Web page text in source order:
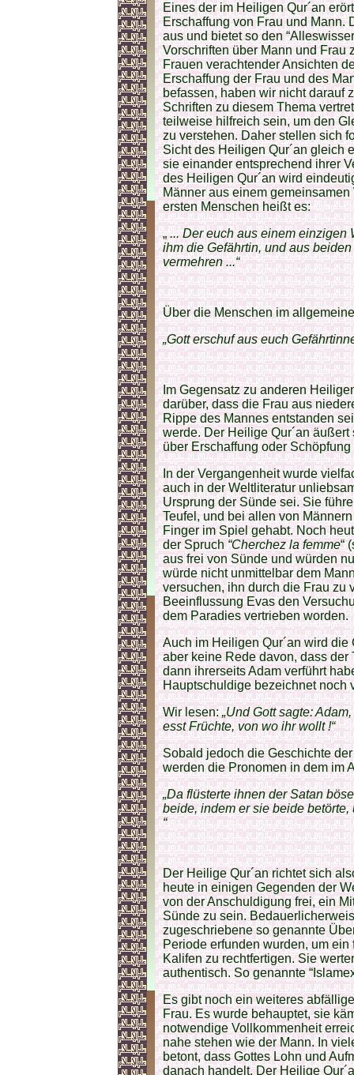
Eines der im Heiligen Qur´an
Erschaffung von Frau und Mann.
aus und bietet so den
Vorschriften über Mann und
Frauen verachtender Ansichten
Erschaffung der Frau und des
befassen, haben wir nicht darauf
Schriften zu diesem Thema
teilweise hilfreich sein, um den
zu verstehen. Daher stellen sich
Sicht des Heiligen Qur´an gleich
sie einander entsprechend ihrer
des Heiligen Qur´an wird
Männer aus einem
ersten Menschen heißt es:
„... Der euch aus einem einzigen
ihm die Gefährtin, und aus
vermehren ...“
Über die Menschen im
„Gott erschuf aus euch
Im Gegensatz zu anderen
darüber, dass die Frau aus
Rippe des Mannes entstanden
werde. Der Heilige Qur´an
über Erschaffung oder Schöpfung
In der Vergangenheit wurde
auch in der Weltliteratur
Ursprung der Sünde sei. Sie
Teufel, und bei allen von
Finger im Spiel gehabt. Noch
der Spruch“Cherchez la femme“
aus frei von Sünde und würden
würde nicht unmittelbar dem
versuchen, ihn durch die Frau zu
Beeinflussung Evas den
dem Paradies vertrieben worden.
Auch im Heiligen Qur´an wird
aber keine Rede davon, dass
dann ihrerseits Adam verführt
Hauptschuldige bezeichnet noch
Wir lesen:„Und Gott sagte:
esst Früchte, von wo ihr wollt !“
Sobald jedoch die Geschichte
werden die Pronomen in dem im
„Da flüsterte ihnen der Satan
beide, indem er sie beide betörte,
“
Der Heilige Qur´an richtet sich
heute in einigen Gegenden der
von der Anschuldigung frei, ein
Sünde zu sein.
zugeschriebene so genannte
Periode erfunden wurden, um
Kalifen zu rechtfertigen. Sie
authentisch. So genannte
Es gibt noch ein weiteres
Frau. Es wurde behauptet, sie
notwendige Vollkommenheit
nahe stehen wie der Mann. In
betont, dass Gottes Lohn und
danach handelt. Der Heilige